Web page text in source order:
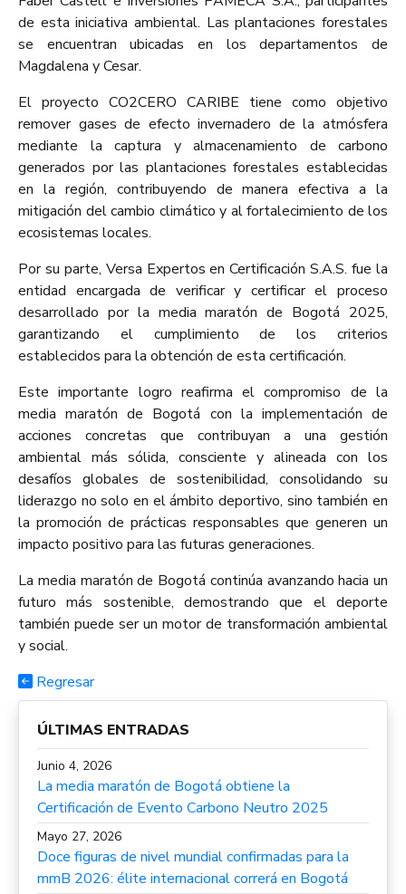
de esta iniciativa ambiental. Las plantaciones forestales
se encuentran ubicadas en los departamentos de
Magdalena y Cesar.
El proyecto CO2CERO CARIBE tiene como objetivo
remover gases de efecto invernadero de la atmósfera
mediante la captura y almacenamiento de carbono
generados por las plantaciones forestales establecidas
en la región, contribuyendo de manera efectiva a la
mitigación del cambio climático y al fortalecimiento de los
ecosistemas locales.
Por su parte, Versa Expertos en Certificación S.A.S. fue la
entidad encargada de verificar y certificar el proceso
desarrollado por la media maratón de Bogotá 2025,
garantizando el cumplimiento de los criterios
establecidos para la obtención de esta certificación.
Este importante logro reafirma el compromiso de la
media maratón de Bogotá con la implementación de
acciones concretas que contribuyan a una gestión
ambiental más sólida, consciente y alineada con los
desafíos globales de sostenibilidad, consolidando su
liderazgo no solo en el ámbito deportivo, sino también en
la promoción de prácticas responsables que generen un
impacto positivo para las futuras generaciones.
La media maratón de Bogotá continúa avanzando hacia un
futuro más sostenible, demostrando que el deporte
también puede ser un motor de transformación ambiental
y social.
Regresar
ÚLTIMAS ENTRADAS
Junio 4, 2026
La media maratón de Bogotá obtiene la
Certificación de Evento Carbono Neutro 2025
Mayo 27, 2026
Doce figuras de nivel mundial confirmadas para la
mmB 2026: élite internacional correrá en Bogotá